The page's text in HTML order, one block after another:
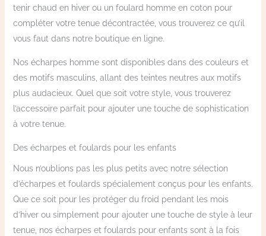
tenir chaud en hiver ou un foulard homme en coton pour
compléter votre tenue décontractée, vous trouverez ce qu’il
vous faut dans notre boutique en ligne.
Nos écharpes homme sont disponibles dans des couleurs et
des motifs masculins, allant des teintes neutres aux motifs
plus audacieux. Quel que soit votre style, vous trouverez
l’accessoire parfait pour ajouter une touche de sophistication
à votre tenue.
Des écharpes et foulards pour les enfants
Nous n’oublions pas les plus petits avec notre sélection
d’écharpes et foulards spécialement conçus pour les enfants.
Que ce soit pour les protéger du froid pendant les mois
d’hiver ou simplement pour ajouter une touche de style à leur
tenue, nos écharpes et foulards pour enfants sont à la fois